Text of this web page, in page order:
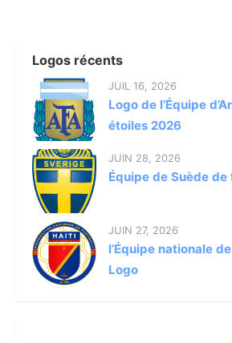
Logos récents
JUIL 16, 2026
Logo de l’Équipe
étoiles 2026
JUIN 28, 2026
Équipe de Suède
JUIN 27, 2026
l’Équipe nationale
Logo